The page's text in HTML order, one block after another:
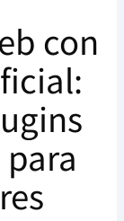
con